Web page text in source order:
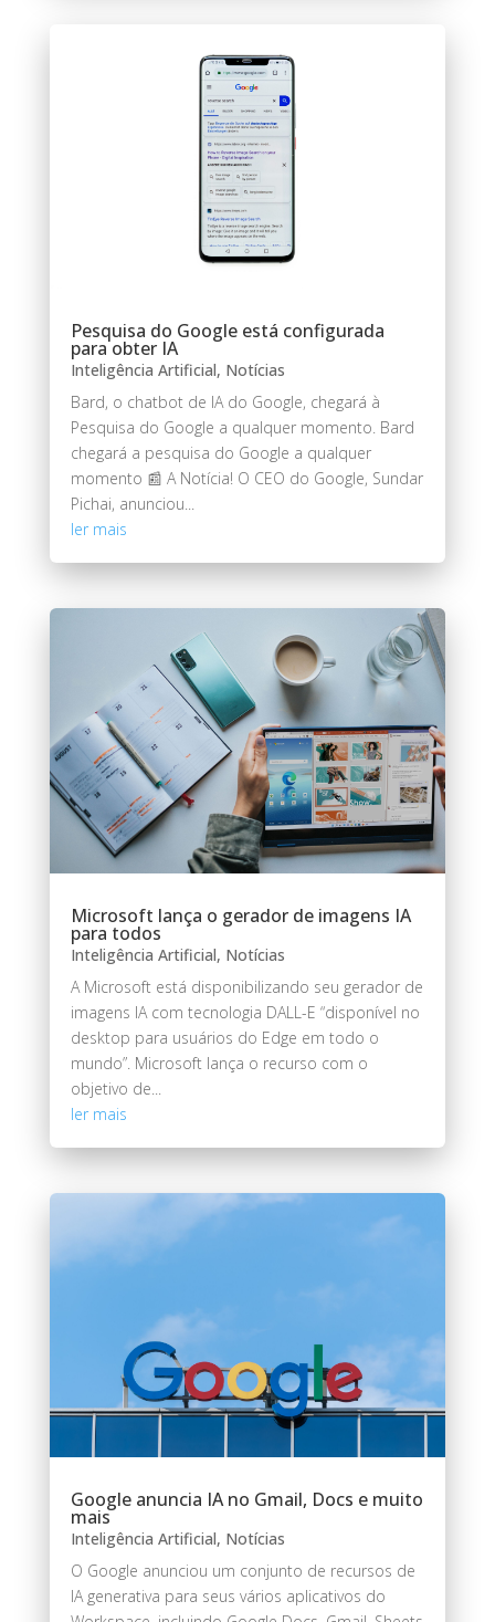
Pesquisa do Google está configurada
para obter IA
Inteligência Artificial, Notícias
Bard, o chatbot de IA do Google, chegará à
Pesquisa do Google a qualquer momento. Bard
chegará a pesquisa do Google a qualquer
momento 📰 A Notícia! O CEO do Google, Sundar
Pichai, anunciou...
ler mais
Microsoft lança o gerador de imagens IA
para todos
Inteligência Artificial, Notícias
A Microsoft está disponibilizando seu gerador de
imagens IA com tecnologia DALL-E “disponível no
desktop para usuários do Edge em todo o
mundo”. Microsoft lança o recurso com o
objetivo de...
ler mais
Google anuncia IA no Gmail, Docs e muito
mais
Inteligência Artificial, Notícias
O Google anunciou um conjunto de recursos de
IA generativa para seus vários aplicativos do